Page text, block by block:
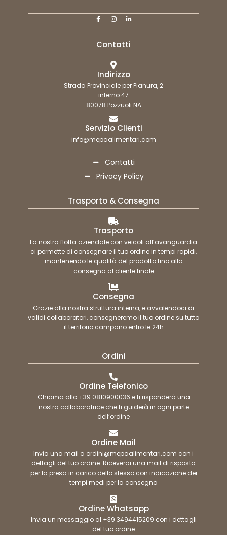
Contatti
Indirizzo
Strada Provinciale per Pianura, 2
interno 47
80078 Pozzuoli NA
Servizio Clienti
info@mepaalimentari.com
Contatti
Privacy Policy
Trasporto & Consegna
Trasporto
La nostra flotta aziendale con veicoli all’avanguardia
ci permette di consegnare il tuo ordine in tempi rapidi,
mantenendo le qualità del prodotto fino alla
consegna al cliente finale
Consegna
Grazie alla nostra struttura interna, e avvalendoci di
validi collaboratori, consegneremo il tuo ordine su tutto
il territorio campano entro le 24h
Ordini
Ordine Telefonico
Chiama allo +39 0810900036 e ti risponderà una
nostra collaboratrice che ti guiderà in ogni parte
dell’ordine
Ordine Mail
Invia una mail a ordini@mepaalimentari.com con i
dettagli del tuo ordine. Riceverai una mail di risposta
per la presa in carico dello stesso con indicazione dei
tempi medi per la consegna
Ordine Whatsapp
Invia un messaggio al +39 3494415209 con i dettagli
del tuo ordine